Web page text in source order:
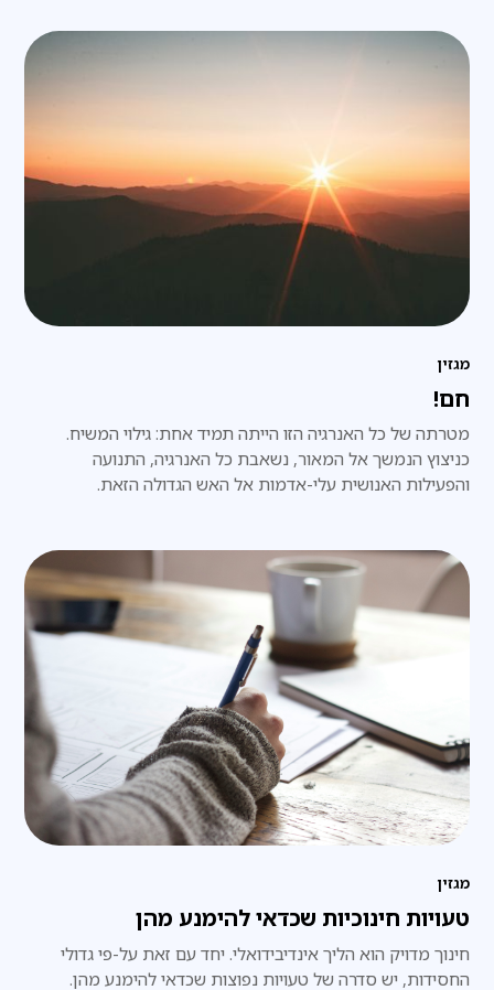
מגזין
חם!
מטרתה של כל האנרגיה הזו הייתה תמיד אחת: גילוי המשיח.
כניצוץ הנמשך אל המאור, נשאבת כל האנרגיה, התנועה
והפעילות האנושית עלי-אדמות אל האש הגדולה הזאת.
מגזין
טעויות חינוכיות שכדאי להימנע מהן
חינוך מדויק הוא הליך אינדיבידואלי. יחד עם זאת על-פי גדולי
החסידות, יש סדרה של טעויות נפוצות שכדאי להימנע מהן.